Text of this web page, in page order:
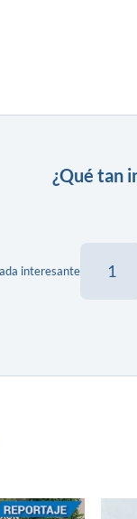
¿Qué tan
interesante 1